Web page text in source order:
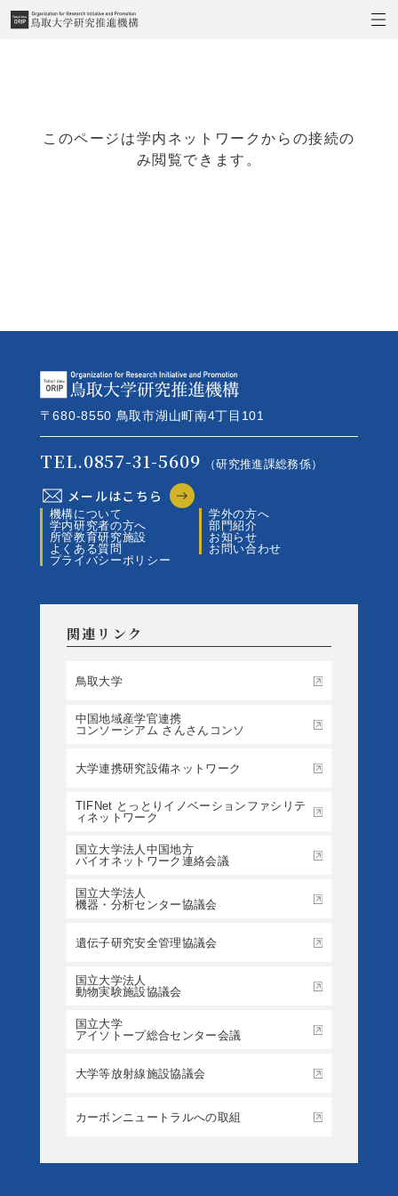
このページは学内ネットワークからの接続の
み閲覧できます。
〒680-8550 鳥取市湖山町南4丁目101
TEL.0857-31-5609 （研究推進課総務係）
メールはこちら
機構について
学外の方へ
学内研究者の方へ
部門紹介
所管教育研究施設
お知らせ
よくある質問
お問い合わせ
プライバシーポリシー
関連リンク
鳥取大学
中国地域産学官連携
コンソーシアム さんさんコンソ
大学連携研究設備ネットワーク
TIFNet とっとりイノベーションファシリテ
ィネットワーク
国立大学法人中国地方
バイオネットワーク連絡会議
国立大学法人
機器・分析センター協議会
遺伝子研究安全管理協議会
国立大学法人
動物実験施設協議会
国立大学
アイソトープ総合センター会議
大学等放射線施設協議会
カーボンニュートラルへの取組